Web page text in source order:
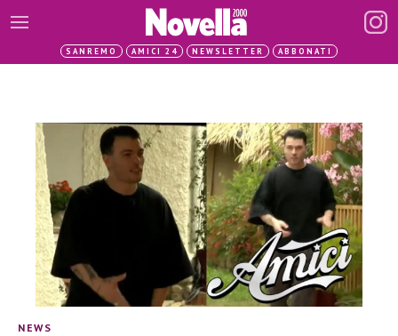
SANREMO AMICI 24 NEWSLETTER ABBONATI
NEWS